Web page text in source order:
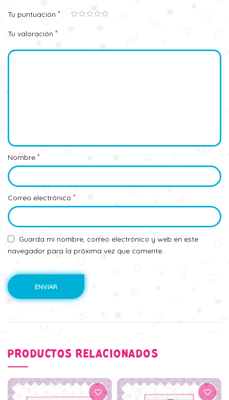
Tu puntuación *
Tu valoración *
Nombre *
Correo electrónico *
Guarda mi nombre, correo electrónico y web en este
navegador para la próxima vez que comente.
PRODUCTOS RELACIONADOS